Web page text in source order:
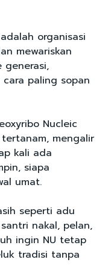
organisasi
mewariskan
paling sopan
Nucleic
mengalir
kali ada
siapa
umat.
seperti adu
nakal, pelan,
ingin NU tetap
tradisi tanpa